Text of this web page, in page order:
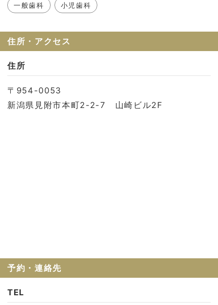
セルフチェック
一般歯科 小児歯科
住所・アクセス
住所
〒954-0053
新潟県見附市本町2-2-7 山崎ビル2F
予約・連絡先
TEL